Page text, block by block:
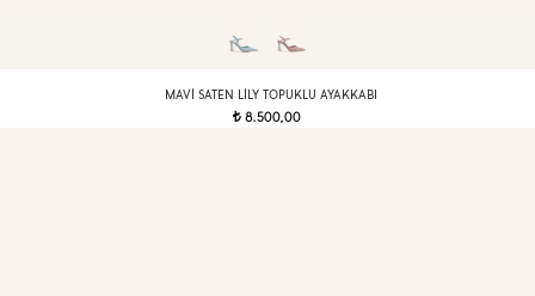
MAVI SATEN LILY TOPUKLU AYAKKABI
t8.500,00